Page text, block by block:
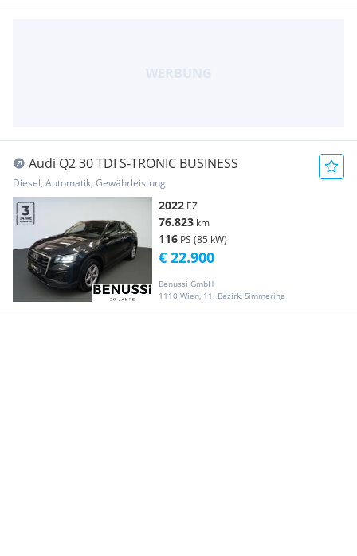
Audi Q2 30 TDI S-TRONIC BUSINESS
Diesel, Automatik, Gewährleistung
2022 EZ
76.823 km
116 PS (85 kW)
Benussi GmbH
1110 Wien, 11. Bezirk, Simmering
€ 22.900